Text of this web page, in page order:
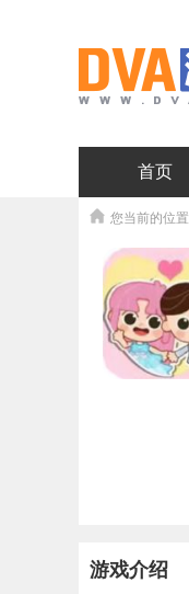
首页
您当前的位置
游戏介绍